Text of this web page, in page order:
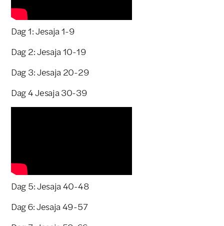
Dag 1: Jesaja 1-9
Dag 2: Jesaja 10-19
Dag 3: Jesaja 20-29
Dag 4 Jesaja 30-39
Dag 5: Jesaja 40-48
Dag 6: Jesaja 49-57